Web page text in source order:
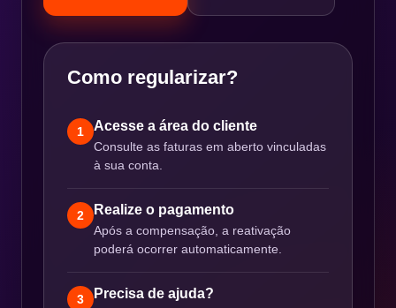
Como regularizar?
1 Acesse a área do cliente
Consulte as faturas em aberto vinculadas
à sua conta.
2 Realize o pagamento
Após a compensação, a reativação
poderá ocorrer automaticamente.
3 Precisa de ajuda?